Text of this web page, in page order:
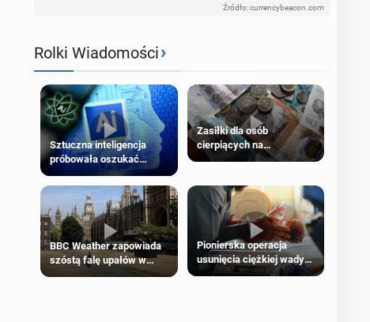
Źródło: currencybeacon.com
Rolki Wiadomości›
Sztuczna inteligencja
próbowała oszukać
człowieka
Zasiłki dla osób
cierpiących na
schorzenia psychiczne
BBC Weather zapowiada
szóstą falę upałów w
Londynie
Pionierska operacja
usunięcia ciężkiej wady
wrodzonej płodu w łonie